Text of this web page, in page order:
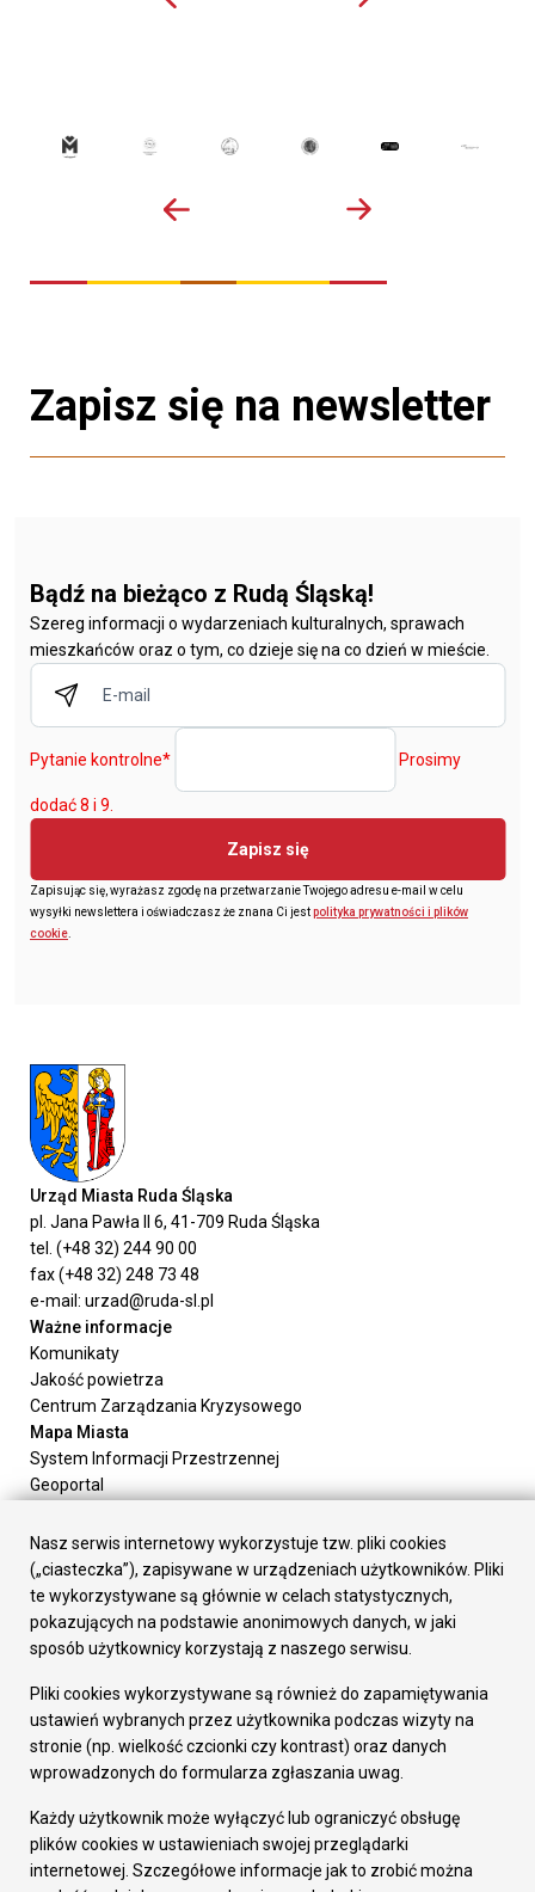
Zapisz się na newsletter
Bądź na bieżąco z Rudą Śląską!
Szereg informacji o wydarzeniach kulturalnych, sprawach
mieszkańców oraz o tym, co dzieje się na co dzień w mieście.
Pytanie kontrolne* Prosimy
dodać 8 i 9.
Zapisz się
Zapisując się, wyrażasz zgodę na przetwarzanie Twojego adresu e-mail w celu
wysyłki newslettera i oświadczasz że znana Ci jestpolityka prywatności i plików
cookie
Urząd Miasta Ruda Śląska
pl. Jana Pawła II 6, 41-709 Ruda Śląska
tel. (+48 32) 244 90 00
fax (+48 32) 248 73 48
e-mail: urzad@ruda-sl.pl
Ważne informacje
Komunikaty
Jakość powietrza
Centrum Zarządzania Kryzysowego
Mapa Miasta
System Informacji Przestrzennej
Geoportal
Załatw sprawę
Prezydent Miasta
Rada Miasta
Wydziały
Elektroniczna Skrzynka Podawcza
Gospodarka
Fundusze europejskie
Środki krajowe
Oferty inwestycyjne
Pozostałe
Deklaracja dostępności
Dane osobowe
Nasz serwis internetowy wykorzystuje tzw. pliki cookies
(„ciasteczka”), zapisywane w urządzeniach użytkowników. Pliki
te wykorzystywane są głównie w celach statystycznych,
pokazujących na podstawie anonimowych danych, w jaki
sposób użytkownicy korzystają z naszego serwisu.
Pliki cookies wykorzystywane są również do zapamiętywania
ustawień wybranych przez użytkownika podczas wizyty na
stronie (np. wielkość czcionki czy kontrast) oraz danych
wprowadzonych do formularza zgłaszania uwag.
Każdy użytkownik może wyłączyć lub ograniczyć obsługę
plików cookies w ustawieniach swojej przeglądarki
internetowej. Szczegółowe informacje jak to zrobić można